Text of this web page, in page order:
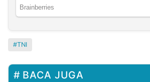
TNI
BACA JUGA